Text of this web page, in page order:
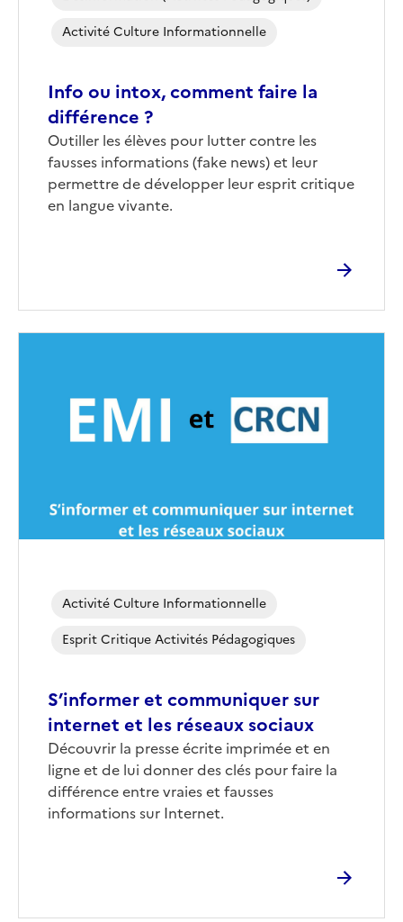
Info ou intox, comment faire la
différence ?
Corps
Outiller les élèves pour lutter contre les
fausses informations (fake news) et leur
permettre de développer leur esprit critique
en langue vivante.
Activité Culture Informationnelle
S’informer et communiquer sur
internet et les réseaux sociaux
Corps
Découvrir la presse écrite imprimée et en
ligne et de lui donner des clés pour faire la
différence entre vraies et fausses
informations sur Internet.
Activité Culture Informationnelle
Esprit Critique Activités Pédagogiques
(conseillée)